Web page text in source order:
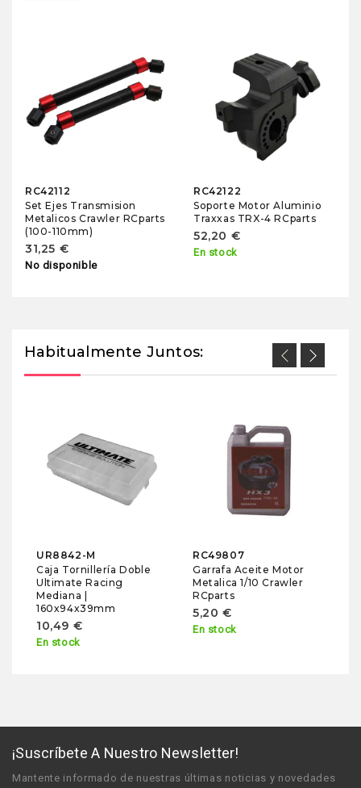
RC42112
Set Ejes Transmision
Metalicos Crawler RCparts
(100-110mm)
31,25 €
No disponible
RC42122
Soporte Motor Aluminio
Traxxas TRX-4 RCparts
52,20 €
En stock
Habitualmente Juntos:
UR8842-M
Caja Tornillería Doble
Ultimate Racing
Mediana |
160x94x39mm
10,49 €
En stock
RC49807
Garrafa Aceite Motor
Metalica 1/10 Crawler
RCparts
5,20 €
En stock
¡Suscríbete A Nuestro Newsletter!
Mantente informado de nuestras últimas noticias y novedades